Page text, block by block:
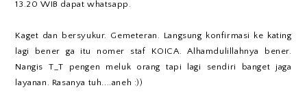
13.20 WIB dapat whatsapp.
Kaget dan bersyukur. Gemeteran. Langsung konfirmasi ke kating
lagi bener ga itu nomer staf KOICA. Alhamdulillahnya bener.
Nangis T_T pengen meluk orang tapi lagi sendiri banget jaga
layanan. Rasanya tuh....aneh :))